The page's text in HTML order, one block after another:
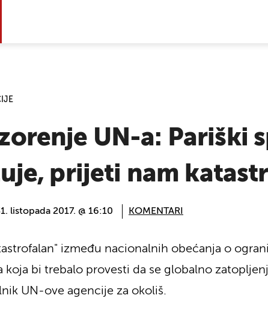
UN-a: Pariški
prijeti nam
listopada 2017. @ 16:10 KOMENTARI
između nacionalnih obećanja o
koja bi trebalo provesti da se globalno
UN-ove agencije za okoliš.